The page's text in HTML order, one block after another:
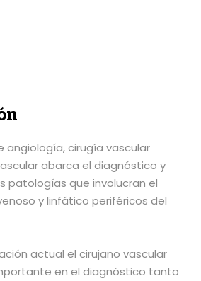
angiología, cirugía vascular
abarca el diagnóstico y
patologías que involucran el
y linfático periféricos del
actual el cirujano vascular
en el diagnóstico tanto